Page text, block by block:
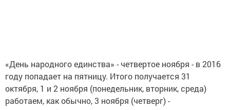
«День народного единства» - четвертое ноября - в 2016
году попадает на пятницу. Итого получается 31
октября, 1 и 2 ноября (понедельник, вторник, среда)
работаем, как обычно, 3 ноября (четверг) -